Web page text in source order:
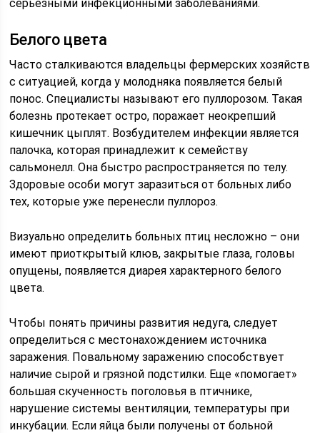
серьезными инфекционными заболеваниями.
Белого цвета
Часто сталкиваются владельцы фермерских хозяйств
с ситуацией, когда у молодняка появляется белый
понос. Специалисты называют его пуллорозом. Такая
болезнь протекает остро, поражает неокрепший
кишечник цыплят. Возбудителем инфекции является
палочка, которая принадлежит к семейству
сальмонелл. Она быстро распространяется по телу.
Здоровые особи могут заразиться от больных либо
тех, которые уже перенесли пуллороз.
Визуально определить больных птиц несложно – они
имеют приоткрытый клюв, закрытые глаза, головы
опущены, появляется диарея характерного белого
цвета.
Чтобы понять причины развития недуга, следует
определиться с местонахождением источника
заражения. Повальному заражению способствует
наличие сырой и грязной подстилки. Еще «помогает»
большая скученность поголовья в птичнике,
нарушение системы вентиляции, температуры при
инкубации. Если яйца были получены от больной